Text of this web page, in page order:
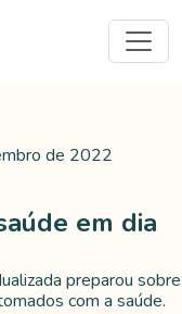
de 2022
em dia
preparou sobre
com a saúde.